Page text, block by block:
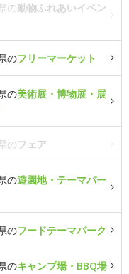
の動物ふれあいイベン
のフリーマーケット
の美術展・博物展・展
のフェア
の遊園地・テーマパー
のフードテーマパーク
のキャンプ場・BBQ場